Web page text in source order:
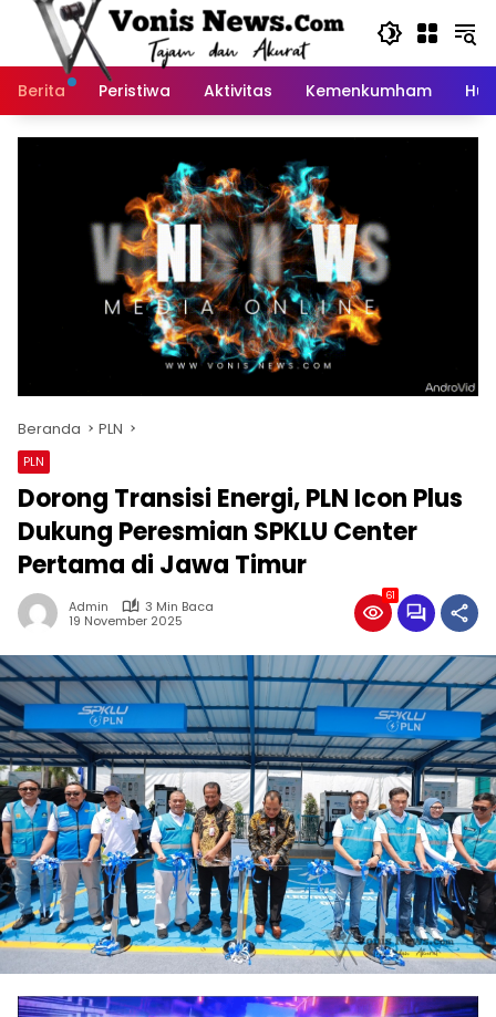
Langsung
Berita
Peristiwa Aktivitas Kemenkumham
Beranda PLN
PLN
Dorong Transisi Energi, PLN Icon Plus
Dukung Peresmian SPKLU Center
Pertama di Jawa Timur
Admin
3 Min Baca
19 November 2025
61